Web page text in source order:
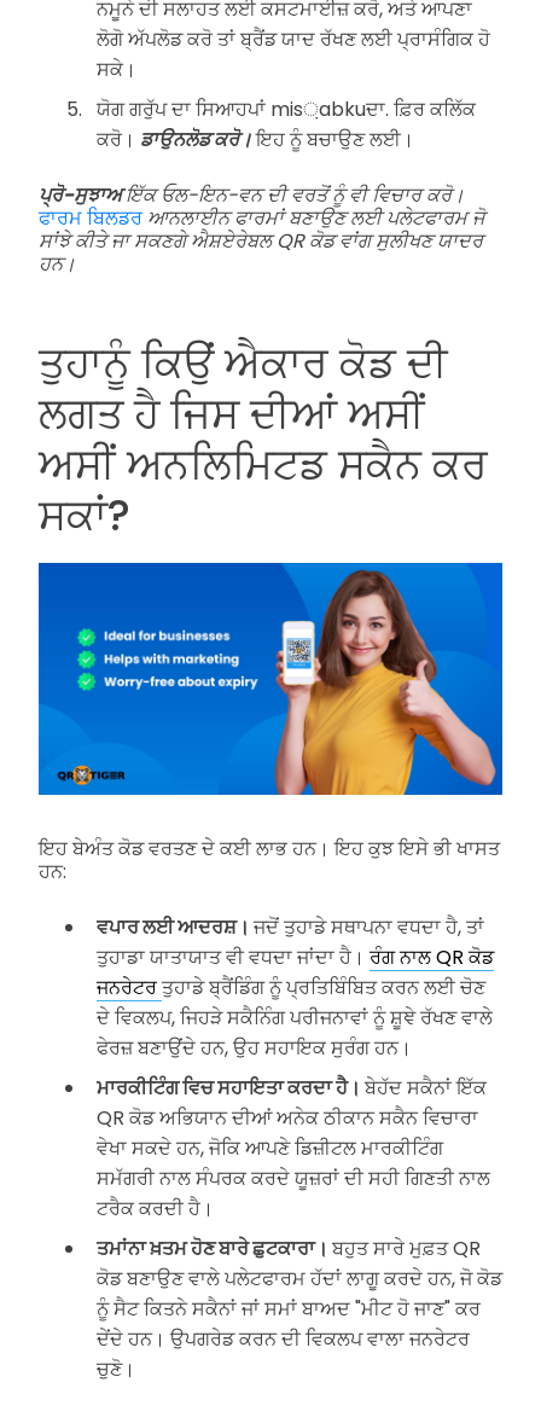
ਨਮੂਨੇ ਦੀ ਸਲਾਹਤ ਲਈ ਕਸਟਮਾਈਜ਼ ਕਰੋ, ਅਤੇ ਆਪਣਾ
ਲੋਗੋ ਅੱਪਲੋਡ ਕਰੋ ਤਾਂ ਬ੍ਰੈਂਡ ਯਾਦ ਰੱਖਣ ਲਈ ਪ੍ਰਾਸੰਗਿਕ ਹੋ
ਸਕੇ।
ਯੋਗ ਗਰੁੱਪ ਦਾ ਸਿਆਹਪਾਂ mis਼abkuਦਾ. ਫ਼ਿਰ ਕਲਿੱਕ
ਕਰੋ। ਡਾਉਨਲੋਡ ਕਰੋ।ਇਹ ਨੂੰ ਬਚਾਉਣ ਲਈ।
ਪ੍ਰੋ-ਸੁਝਾਅਇੱਕ ਓਲ-ਇਨ-ਵਨ ਦੀ ਵਰਤੋਂ ਨੂੰ ਵੀ ਵਿਚਾਰ ਕਰੋ।
ਫਾਰਮ ਬਿਲਡਰ ਆਨਲਾਈਨ ਫਾਰਮਾਂ ਬਣਾਉਣ ਲਈ ਪਲੇਟਫਾਰਮ ਜੋ
ਸਾਂਝੇ ਕੀਤੇ ਜਾ ਸਕਣਗੇ ਐਸ਼ਏਰੇਬਲ QR ਕੋਡ ਵਾਂਗ ਸੁਲੀਖਣ ਯਾਦਰ
ਹਨ।
ਤੁਹਾਨੂੰ ਕਿਉਂ ਐਕਾਰ ਕੋਡ ਦੀ
ਲਗਤ ਹੈ ਜਿਸ ਦੀਆਂ ਅਸੀਂ
ਅਸੀਂ ਅਨਲਿਮਿਟਡ ਸਕੈਨ ਕਰ
ਸਕਾਂ?
ਇਹ ਬੇਅੰਤ ਕੋਡ ਵਰਤਣ ਦੇ ਕਈ ਲਾਭ ਹਨ। ਇਹ ਕੁਝ ਇਸੇ ਭੀ ਖਾਸਤ
ਹਨ:
ਵਪਾਰ ਲਈ ਆਦਰਸ਼। ਜਦੋਂ ਤੁਹਾਡੇ ਸਥਾਪਨਾ ਵਧਦਾ ਹੈ, ਤਾਂ
ਤੁਹਾਡਾ ਯਾਤਾਯਾਤ ਵੀ ਵਧਦਾ ਜਾਂਦਾ ਹੈ। ਰੰਗ ਨਾਲ QR ਕੋਡ
ਜਨਰੇਟਰਤੁਹਾਡੇ ਬ੍ਰੈਂਡਿੰਗ ਨੂੰ ਪ੍ਰਤਿਬਿੰਬਿਤ ਕਰਨ ਲਈ ਚੋਣ
ਦੇ ਵਿਕਲਪ, ਜਿਹੜੇ ਸਕੈਨਿੰਗ ਪਰੀਜਨਾਵਾਂ ਨੂੰ ਸ਼ੂਞੇ ਰੱਖਣ ਵਾਲੇ
ਫੇਰਜ਼ ਬਣਾਉਂਦੇ ਹਨ, ਉਹ ਸਹਾਇਕ ਸੁਰੰਗ ਹਨ।
ਮਾਰਕੀਟਿੰਗ ਵਿਚ ਸਹਾਇਤਾ ਕਰਦਾ ਹੈ। ਬੇਹੱਦ ਸਕੈਨਾਂ ਇੱਕ
QR ਕੋਡ ਅਭਿਯਾਨ ਦੀਆਂ ਅਨੇਕ ਠੀਕਾਨ ਸਕੈਨ ਵਿਚਾਰਾ
ਵੇਖਾ ਸਕਦੇ ਹਨ, ਜੋਕਿ ਆਪਣੇ ਡਿਜ਼ੀਟਲ ਮਾਰਕੀਟਿੰਗ
ਸਮੱਗਰੀ ਨਾਲ ਸੰਪਰਕ ਕਰਦੇ ਯੂਜ਼ਰਾਂ ਦੀ ਸਹੀ ਗਿਣਤੀ ਨਾਲ
ਟਰੈਕ ਕਰਦੀ ਹੈ।
ਤਮਾਂਨਾ ਖ਼ਤਮ ਹੋਣ ਬਾਰੇ ਛੁਟਕਾਰਾ। ਬਹੁਤ ਸਾਰੇ ਮੁਫ਼ਤ QR
ਕੋਡ ਬਣਾਉਣ ਵਾਲੇ ਪਲੇਟਫਾਰਮ ਹੱਦਾਂ ਲਾਗੂ ਕਰਦੇ ਹਨ, ਜੋ ਕੋਡ
ਨੂੰ ਸੈਟ ਕਿਤਨੇ ਸਕੈਨਾਂ ਜਾਂ ਸਮਾਂ ਬਾਅਦ "ਮੀਟ ਹੋ ਜਾਣ" ਕਰ
ਦੇਂਦੇ ਹਨ। ਉਪਗਰੇਡ ਕਰਨ ਦੀ ਵਿਕਲਪ ਵਾਲਾ ਜਨਰੇਟਰ
ਚੁਣੋ।